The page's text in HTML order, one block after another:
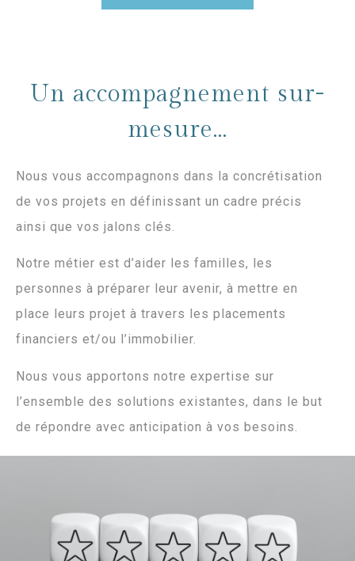
Un accompagnement sur-
mesure...
Nous vous accompagnons dans la concrétisation
de vos projets en définissant un cadre précis
ainsi que vos jalons clés.
Notre métier est d’aider les familles, les
personnes à préparer leur avenir, à mettre en
place leurs projet à travers les placements
financiers et/ou l’immobilier.
Nous vous apportons notre expertise sur
l’ensemble des solutions existantes, dans le but
de répondre avec anticipation à vos besoins.